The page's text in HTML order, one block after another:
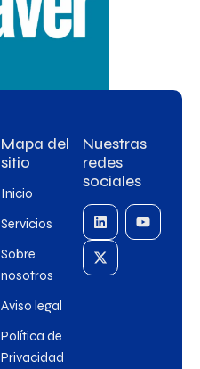
Mapa del
sitio
Inicio
Servicios
Sobre
nosotros
Aviso legal
Política de
Privacidad
Nuestras
redes
sociales